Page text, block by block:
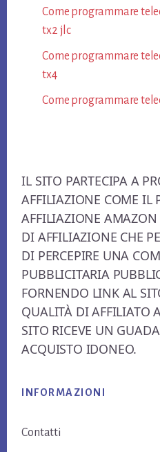
Come programmare
tx2 jlc​
Come programmare
tx4​
Come programmare
IL SITO PARTECIPA A
AFFILIAZIONE COME IL
AFFILIAZIONE
DI AFFILIAZIONE CHE
DI PERCEPIRE UNA
PUBBLICITARIA
FORNENDO LINK AL
QUALITÀ DI AFFILIATO
SITO RICEVE UN
ACQUISTO IDONEO.
INFORMAZIONI
Contatti